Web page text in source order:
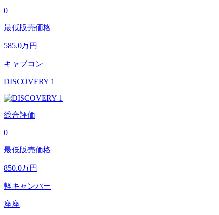
0
最低販売価格
585.0万円
キャブコン
DISCOVERY 1
総合評価
0
最低販売価格
850.0万円
軽キャンパー
座座